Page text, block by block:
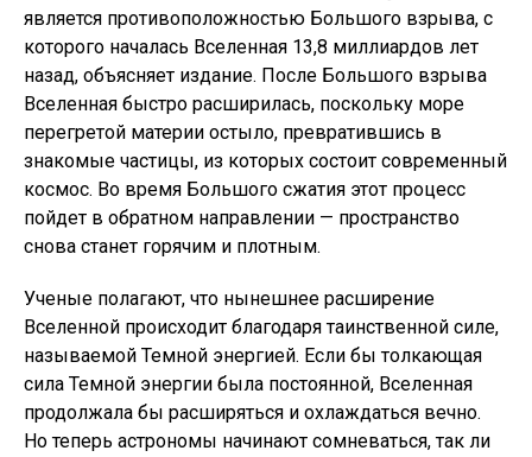
является противоположностью Большого взрыва, с
которого началась Вселенная 13,8 миллиардов лет
назад, объясняет издание. После Большого взрыва
Вселенная быстро расширилась, поскольку море
перегретой материи остыло, превратившись в
знакомые частицы, из которых состоит современный
космос. Во время Большого сжатия этот процесс
пойдет в обратном направлении — пространство
снова станет горячим и плотным.
Ученые полагают, что нынешнее расширение
Вселенной происходит благодаря таинственной силе,
называемой Темной энергией. Если бы толкающая
сила Темной энергии была постоянной, Вселенная
продолжала бы расширяться и охлаждаться вечно.
Но теперь астрономы начинают сомневаться, так ли